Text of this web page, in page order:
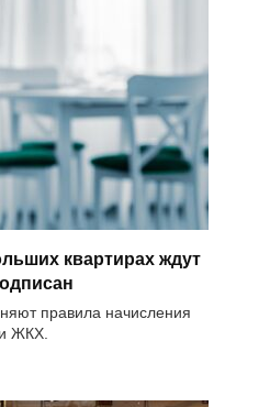
квартирах ждут
правила начисления
ЖКХ.